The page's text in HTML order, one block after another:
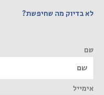
לא בדיוק מה שחיפשת?
שם
אימייל